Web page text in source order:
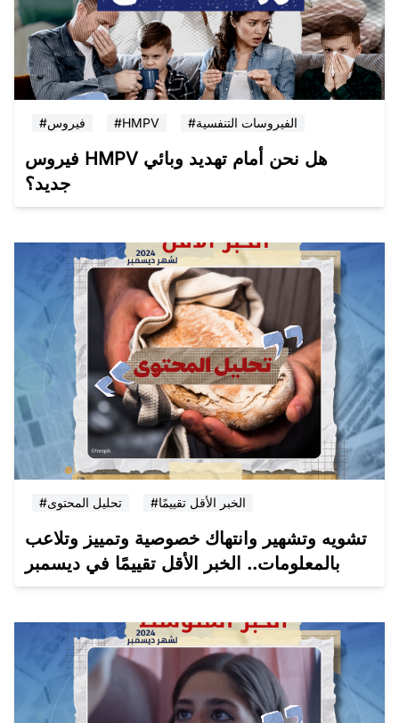
#فيروس #HMPV #الفيروسات التنفسية
فيروس HMPV هل نحن أمام تهديد وبائي
جديد؟
#تحليل المحتوى #الخبر الأقل تقييمًا
تشويه وتشهير وانتهاك خصوصية وتمييز وتلاعب
بالمعلومات.. الخبر الأقل تقييمًا في ديسمبر